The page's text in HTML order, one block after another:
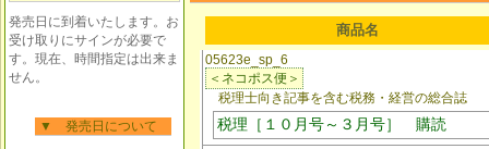
発売日に到着いたします。お
受け取りにサインが必要で
す。現在、時間指定は出来ま
せん。
▼ 発売日について
商品名
05623e_sp_6
＜ネコポス便＞
税理士向き記事を含む税務・経営の総合誌
税理［１０月号～３月号］ 購読